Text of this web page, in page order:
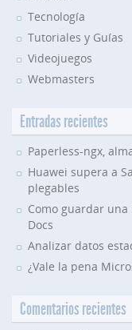
Tecnología
Tutoriales y Guías
Videojuegos
Webmasters
Entradas recientes
Paperless-ngx,
Huawei supera a
plegables
Como guardar
Docs
Analizar datos
¿Vale la pena
Comentarios recientes